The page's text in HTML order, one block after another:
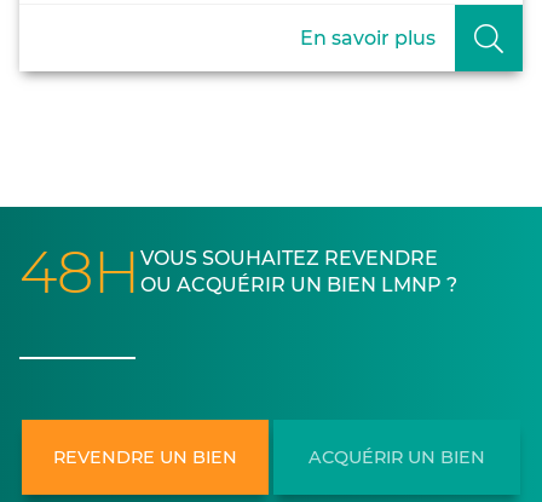
En savoir plus
48H VOUS SOUHAITEZ REVENDRE
OU ACQUÉRIR UN BIEN LMNP ?
REVENDRE UN BIEN ACQUÉRIR UN BIEN